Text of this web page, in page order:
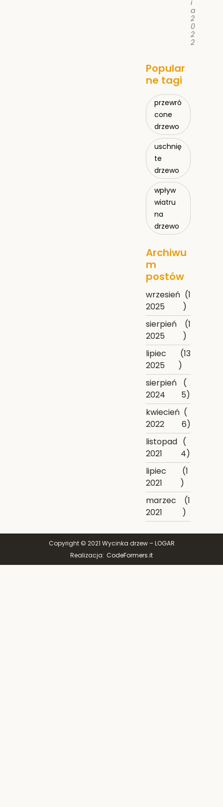
i
a
2
0
2
2
Popular
ne tagi
przewró
cone
drzewo
uschnię
te
drzewo
wpływ
wiatru
na
drzewo
Archiwu
m
postów
wrzesień
2025
(1
)
sierpień
2025
(1
)
lipiec
2025
(13
)
sierpień
2024
(
5)
kwiecień
2022
(
6)
listopad
2021
(
4)
lipiec
2021
(1
)
marzec
2021
(1
)
Copyright © 2021 Wycinka drzew – LOGAR
Realizacja: CodeFormers.it